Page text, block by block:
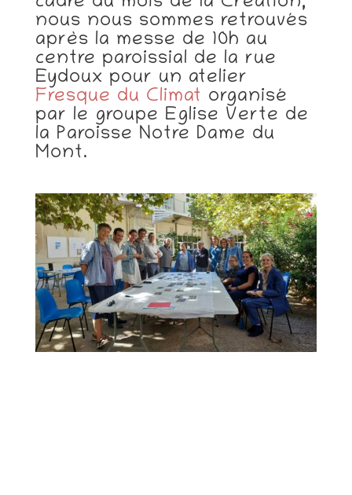
nous nous sommes retrouvés
après la messe de 10h au
centre paroissial de la rue
Eydoux pour un atelier
Fresque du Climat organisé
par le groupe Eglise Verte de
la Paroisse Notre Dame du
Mont.